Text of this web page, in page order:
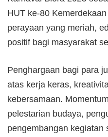
HUT ke-80
perayaan yang meriah,
positif bagi masyarakat
Penghargaan bagi para
atas kerja keras,
kebersamaan.
pelestarian budaya,
pengembangan kegiatan